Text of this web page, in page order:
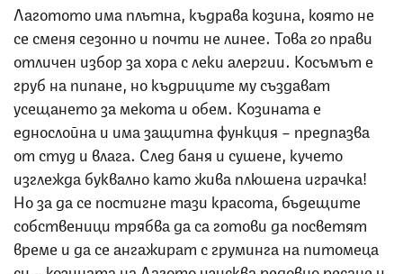
Лаготото има плътна, къдрава козина, която не
се сменя сезонно и почти не линее. Това го прави
отличен избор за хора с леки алергии. Косъмът е
груб на пипане, но къдриците му създават
усещането за мекота и обем. Козината е
еднослойна и има защитна функция – предпазва
от студ и влага. След баня и сушене, кучето
изглежда буквално като жива плюшена играчка!
Но за да се постигне тази красота, бъдещите
собственици трябва да са готови да посветят
време и да се ангажират с груминга на питомеца